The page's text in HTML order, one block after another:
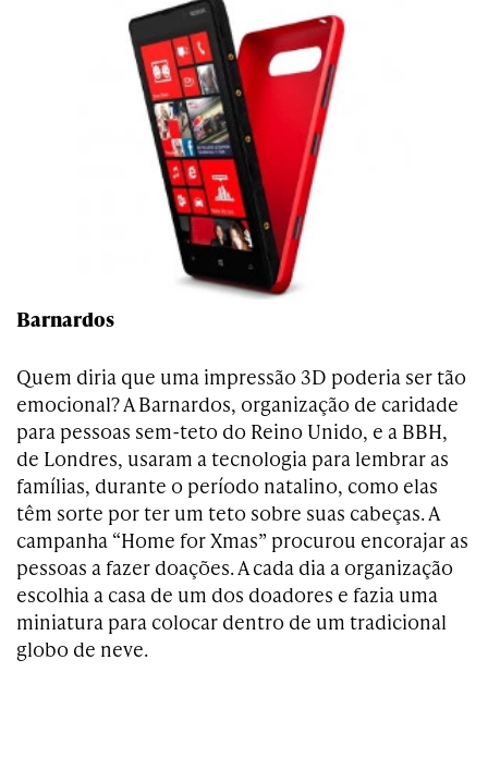
Barnardos
Quem diria que uma impressão 3D poderia ser tão
emocional? A Barnardos, organização de caridade
para pessoas sem-teto do Reino Unido, e a BBH,
de Londres, usaram a tecnologia para lembrar as
famílias, durante o período natalino, como elas
têm sorte por ter um teto sobre suas cabeças. A
campanha “Home for Xmas” procurou encorajar as
pessoas a fazer doações. A cada dia a organização
escolhia a casa de um dos doadores e fazia uma
miniatura para colocar dentro de um tradicional
globo de neve.